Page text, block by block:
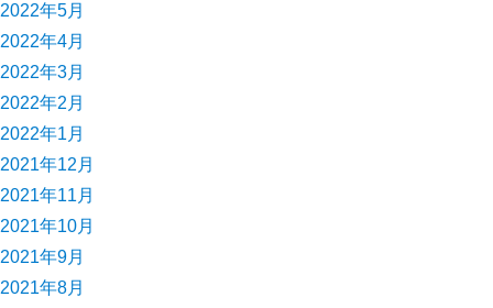
2022年5月
2022年4月
2022年3月
2022年2月
2022年1月
2021年12月
2021年11月
2021年10月
2021年9月
2021年8月